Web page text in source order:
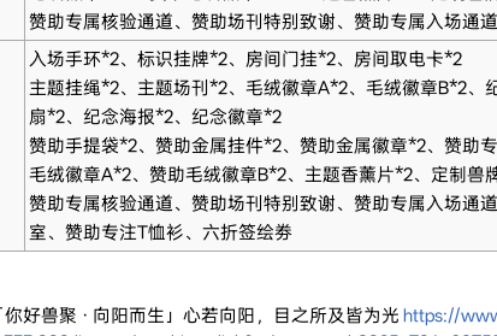
赞助专属核验通道、赞助场刊特别致谢、赞助专属入场通
入场手环*2、标识挂牌*2、房间门挂*2、房间取电卡*2
主题挂绳*2、主题场刊*2、毛绒徽章A*2、毛绒徽章B*2、
扇*2、纪念海报*2、纪念徽章*2
赞助手提袋*2、赞助金属挂件*2、赞助金属徽章*2、赞助
毛绒徽章A*2、赞助毛绒徽章B*2、主题香薰片*2、定制兽
赞助专属核验通道、赞助场刊特别致谢、赞助专属入场通
室、赞助专注T恤衫、六折签绘劵
你好兽聚 · 向阳而生」心若向阳，目之所及皆为光 https://